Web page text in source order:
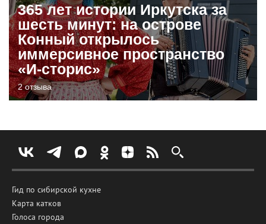
365 лет истории Иркутска за
шесть минут: на острове
Конный открылось
иммерсивное пространство
«И-сторис»
2 отзыва
Гид по сибирской кухне
Карта катков
Голоса города